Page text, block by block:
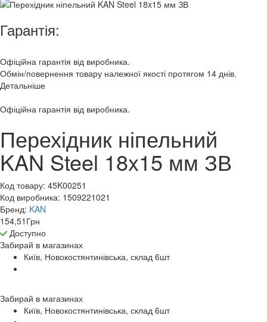
Гарантія:
Офіційна гарантія від виробника.
Обмін/повернення товару належної якості протягом 14 днів.
Детальніше
Офіційна гарантія від виробника.
Перехідник ніпельний
KAN Steel 18x15 мм ЗВ
Код товару: 45K00251
Код виробника: 1509221021
Бренд: KAN
154,51 Грн
Доступно
Забирай в магазинах
Київ, Новокостянтинівська, склад 6шт
Забирай в магазинах
Київ, Новокостянтинівська, склад 6шт